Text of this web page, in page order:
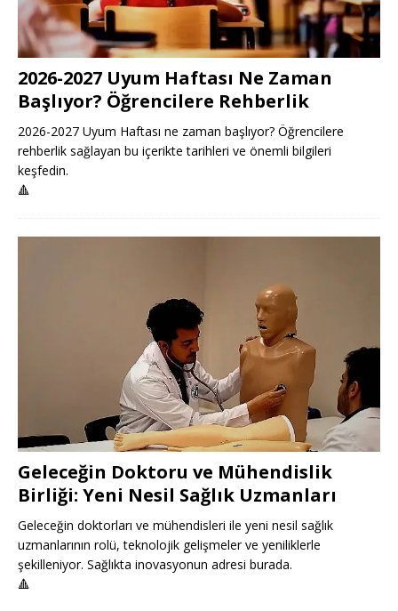
2026-2027 Uyum Haftası Ne Zaman
Başlıyor? Öğrencilere Rehberlik
2026-2027 Uyum Haftası ne zaman başlıyor? Öğrencilere
rehberlik sağlayan bu içerikte tarihleri ve önemli bilgileri
keşfedin.
🔺
Geleceğin Doktoru ve Mühendislik
Birliği: Yeni Nesil Sağlık Uzmanları
Geleceğin doktorları ve mühendisleri ile yeni nesil sağlık
uzmanlarının rolü, teknolojik gelişmeler ve yeniliklerle
şekilleniyor. Sağlıkta inovasyonun adresi burada.
🔺